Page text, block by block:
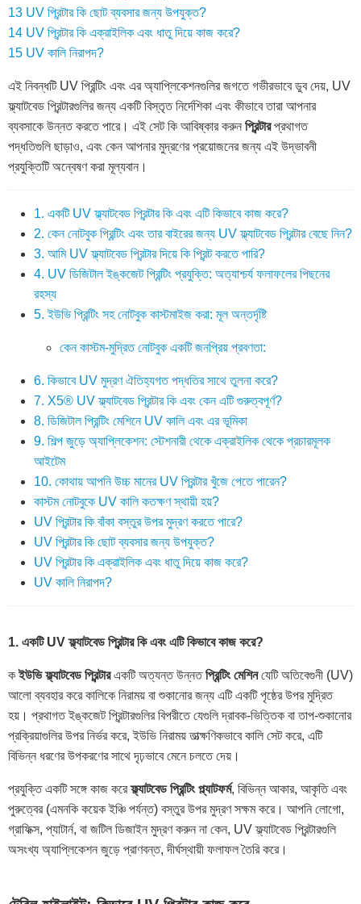
13 UV প্রিন্টার কি ছোট ব্যবসার জন্য উপযুক্ত?
14 UV প্রিন্টার কি এক্রাইলিক এবং ধাতু দিয়ে কাজ করে?
15 UV কালি নিরাপদ?
এই নিবন্ধটি UV প্রিন্টিং এবং এর অ্যাপ্লিকেশনগুলির জগতে গভীরভাবে ডুব দেয়, UV
ফ্ল্যাটবেড প্রিন্টারগুলির জন্য একটি বিস্তৃত নির্দেশিকা এবং কীভাবে তারা আপনার
ব্যবসাকে উন্নত করতে পারে। এই সেট কি আবিষ্কার করুন প্রিন্টারপ্রথাগত
পদ্ধতিগুলি ছাড়াও, এবং কেন আপনার মুদ্রণের প্রয়োজনের জন্য এই উদ্ভাবনী
প্রযুক্তিটি অন্বেষণ করা মূল্যবান।
1. একটি UV ফ্ল্যাটবেড প্রিন্টার কি এবং এটি কিভাবে কাজ করে?
2. কেন নোটবুক প্রিন্টিং এবং তার বাইরের জন্য UV ফ্ল্যাটবেড প্রিন্টার বেছে নিন?
3. আমি UV ফ্ল্যাটবেড প্রিন্টার দিয়ে কি প্রিন্ট করতে পারি?
4. UV ডিজিটাল ইঙ্কজেট প্রিন্টিং প্রযুক্তি: অত্যাশ্চর্য ফলাফলের পিছনের
রহস্য
5. ইউভি প্রিন্টিং সহ নোটবুক কাস্টমাইজ করা: মূল অন্তর্দৃষ্টি
কেন কাস্টম-মুদ্রিত নোটবুক একটি জনপ্রিয় প্রবণতা:
6. কিভাবে UV মুদ্রণ ঐতিহ্যগত পদ্ধতির সাথে তুলনা করে?
7. X5® UV ফ্ল্যাটবেড প্রিন্টার কি এবং কেন এটি গুরুত্বপূর্ণ?
8. ডিজিটাল প্রিন্টিং মেশিনে UV কালি এবং এর ভূমিকা
9. শিল্প জুড়ে অ্যাপ্লিকেশন: স্টেশনারী থেকে এক্রাইলিক থেকে প্রচারমূলক
আইটেম
10. কোথায় আপনি উচ্চ মানের UV প্রিন্টার খুঁজে পেতে পারেন?
কাস্টম নোটবুকে UV কালি কতক্ষণ স্থায়ী হয়?
UV প্রিন্টার কি বাঁকা বস্তুর উপর মুদ্রণ করতে পারে?
UV প্রিন্টার কি ছোট ব্যবসার জন্য উপযুক্ত?
UV প্রিন্টার কি এক্রাইলিক এবং ধাতু দিয়ে কাজ করে?
UV কালি নিরাপদ?
1. একটি UV ফ্ল্যাটবেড প্রিন্টার কি এবং এটি কিভাবে কাজ করে?
কইউভি ফ্ল্যাটবেড প্রিন্টারএকটি অত্যন্ত উন্নতপ্রিন্টিং মেশিনযেটি অতিবেগুনী (UV)
আলো ব্যবহার করে কালিকে নিরাময় বা শুকানোর জন্য এটি একটি পৃষ্ঠের উপর মুদ্রিত
হয়। প্রথাগত ইঙ্কজেট প্রিন্টারগুলির বিপরীতে যেগুলি দ্রাবক-ভিত্তিক বা তাপ-শুকানোর
প্রক্রিয়াগুলির উপর নির্ভর করে, ইউভি নিরাময় তাত্ক্ষণিকভাবে কালি সেট করে, এটি
বিভিন্ন ধরণের উপকরণের সাথে দৃঢ়ভাবে মেনে চলতে দেয়।
প্রযুক্তি একটি সঙ্গে কাজ করেফ্ল্যাটবেড প্রিন্টিং প্ল্যাটফর্ম, বিভিন্ন আকার, আকৃতি এবং
পুরুত্বের (এমনকি কয়েক ইঞ্চি পর্যন্ত) বস্তুর উপর মুদ্রণ সক্ষম করে। আপনি লোগো,
গ্রাফিক্স, প্যাটার্ন, বা জটিল ডিজাইন মুদ্রণ করুন না কেন, UV ফ্ল্যাটবেড প্রিন্টারগুলি
অসংখ্য অ্যাপ্লিকেশন জুড়ে প্রাণবন্ত, দীর্ঘস্থায়ী ফলাফল তৈরি করে।